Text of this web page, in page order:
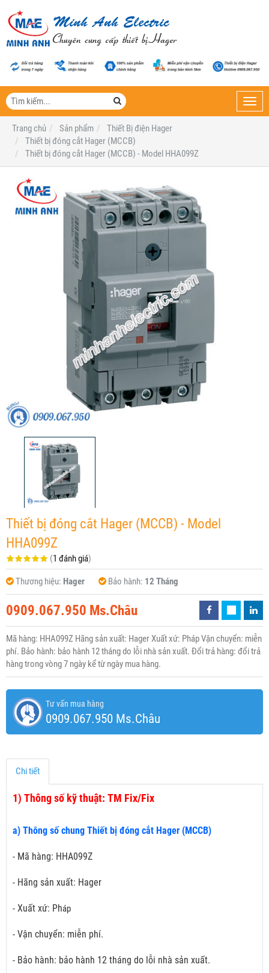
Trang chủ
Sản phẩm
Thiết Bị điện Hager
Thiết bị đóng cắt Hager (MCCB)
Thiết bị đóng cắt Hager (MCCB) - Model HHA099Z
Thiết bị đóng cắt Hager (MCCB) - Model
HHA099Z
(1 đánh giá)
Thương hiệu: Hager Bảo hành: 12 Tháng
0909.067.950 Ms.Châu
Mã hàng: HHA099Z Hãng sản xuất: Hager Xuất xứ: Pháp Vận chuyển: miễn
phí. Bảo hành: bảo hành 12 tháng do lỗi nhà sản xuất. Đổi trả hàng: đổi trả
hàng trong vòng 7 ngày kể từ ngày mua hàng.
Tư vấn mua hàng
0909.067.950 Ms.Châu
Chi tiết
1) Thông số kỹ thuật: TM Fix/Fix
a) Thông số chung Thiết bị đóng cắt Hager (MCCB)
- Mã hàng: HHA099Z
- Hãng sản xuất: Hager
- Xuất xứ: Pháp
- Vận chuyển: miễn phí.
- Bảo hành: bảo hành 12 tháng do lỗi nhà sản xuất.